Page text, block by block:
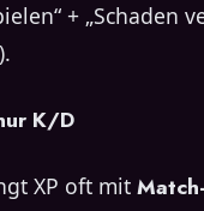
+ „Schaden
K/D
XP oft mit